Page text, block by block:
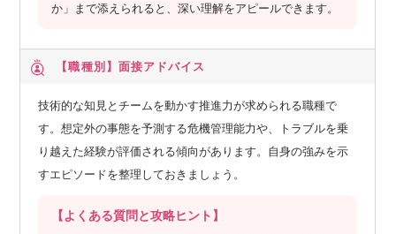
か」まで添えられると、深い理解をアピールできます。
【職種別】 面接アドバイス
技術的な知見とチームを動かす推進力が求められる職種で
す。想定外の事態を予測する危機管理能力や、トラブルを乗
り越えた経験が評価される傾向があります。自身の強みを示
すエピソードを整理しておきましょう。
【よくある質問と攻略ヒント】